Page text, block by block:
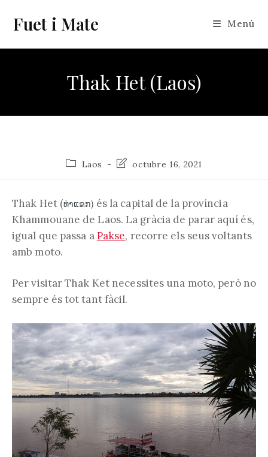
contingut
Fuet i Mate Menú
Thak Het (Laos)
Categoria
Laos
Última
l'entrada:
octubre 16, 2021
Thak Het (ທ່າແຂກ) és la capital de la província
Khammouane de Laos. La gràcia de parar aquí és,
igual que passa aPakse, recorre els seus voltants
amb moto.
Per visitar Thak Ket necessites una moto, però no
sempre és tot tant fàcil.